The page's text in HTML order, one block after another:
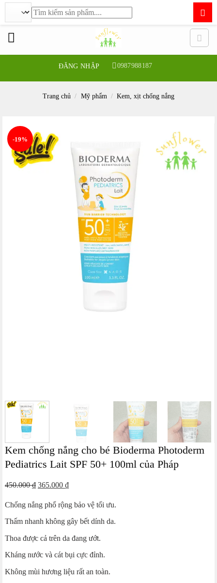
ĐĂNG NHẬP 0987988187
Tìm
kiếm:
Trang chủ / Mỹ phẩm / Kem, xịt chống nắng
-19%
Kem chống nắng cho bé Bioderma Photoderm
Pediatrics Lait SPF 50+ 100ml của Pháp
450.000₫ Giá
là:
450.000 ₫.
365.000 ₫Giá
tại
là:
Chống nắng phổ rộng bảo vệ tối ưu.
Thấm nhanh không gây bết dính da.
Thoa được cả trên da đang ướt.
Kháng nước và cát bụi cực đỉnh.
Không mùi hương liệu rất an toàn.